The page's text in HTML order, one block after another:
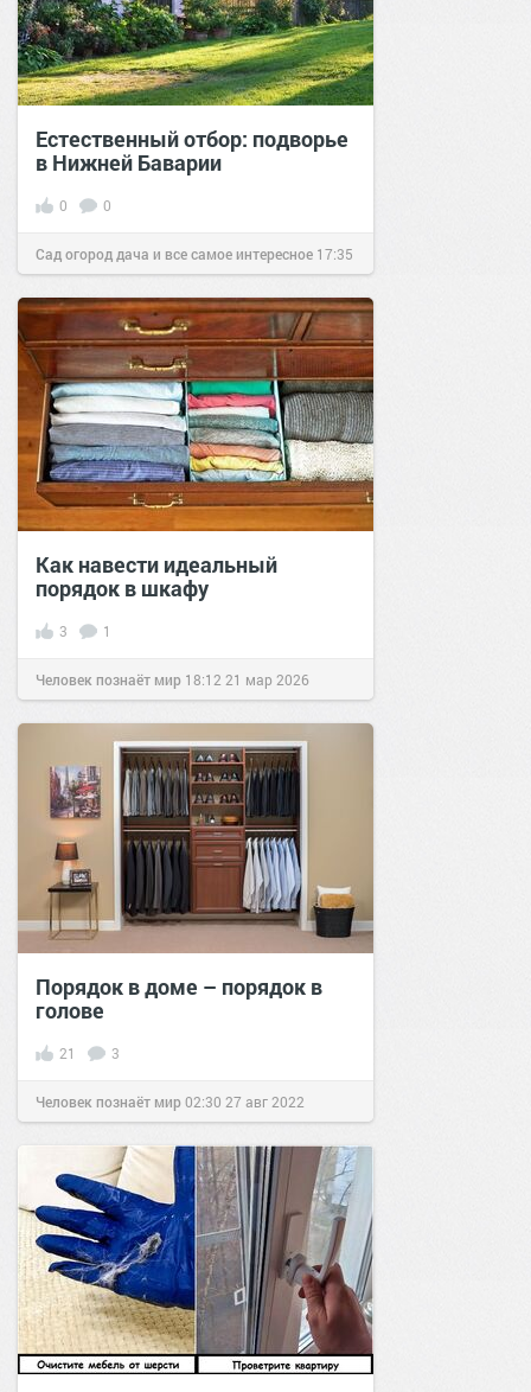
Естественный отбор: подворье
в Нижней Баварии
0 0
Сад огород дача и все самое интересное 17:35
30 мар 2016
Как навести идеальный
порядок в шкафу
3 1
Человек познаёт мир 18:12 21 мар 2026
Порядок в доме – порядок в
голове
21 3
Человек познаёт мир02:30 27 авг 2022